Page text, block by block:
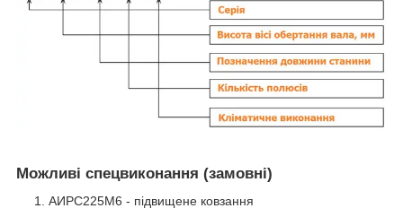
Можливі спецвиконання (замовні)
АИРС225М6 - підвищене ковзання